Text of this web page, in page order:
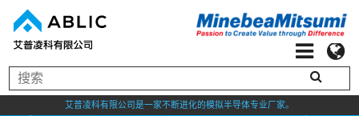
艾普凌科有限公司是一家不断进化的模拟半导体专业厂家。